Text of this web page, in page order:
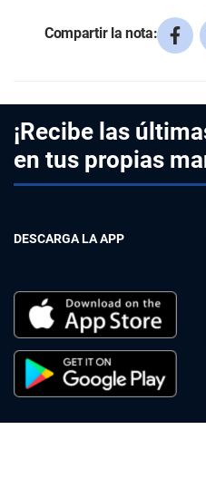
Compartir la nota:
¡Recibe las
en tus propias
DESCARGA LA APP